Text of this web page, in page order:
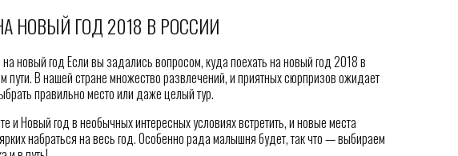
НОВЫЙ ГОД 2018 В РОССИИ
Если вы задались вопросом, куда поехать на новый год 2018 в
пути. В нашей стране множество развлечений, и приятных сюрпризов ожидает
правильно место или даже целый тур.
и Новый год в необычных интересных условиях встретить, и новые места
набраться на весь год. Особенно рада малышня будет, так что — выбираем